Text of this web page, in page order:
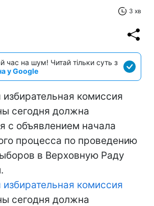
3 хв
час на шум! Читай тільки суть з
у Google
комиссия
сегодня должна
с объявлением начала
процесса по проведению
в Верховную Раду
комиссия
сегодня должна